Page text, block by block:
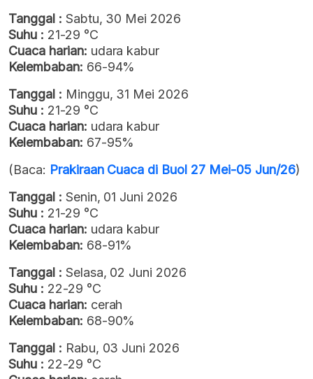
Tanggal : Sabtu, 30 Mei 2026
Suhu : 21-29 °C
Cuaca harian: udara kabur
Kelembaban: 66-94%
Tanggal : Minggu, 31 Mei 2026
Suhu : 21-29 °C
Cuaca harian: udara kabur
Kelembaban: 67-95%
(Baca: Prakiraan Cuaca di Buol 27 Mei-05 Jun/26)
Tanggal : Senin, 01 Juni 2026
Suhu : 21-29 °C
Cuaca harian: udara kabur
Kelembaban: 68-91%
Tanggal : Selasa, 02 Juni 2026
Suhu : 22-29 °C
Cuaca harian: cerah
Kelembaban: 68-90%
Tanggal : Rabu, 03 Juni 2026
Suhu : 22-29 °C